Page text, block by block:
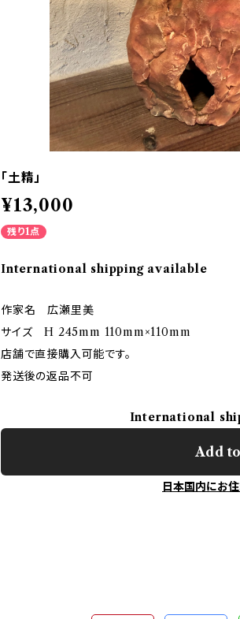
「土精」
¥13,000
残り1点
International shipping available
作家名 広瀬里美
サイズ H 245mm 110mm×110mm
店舗で直接購入可能です。
発送後の返品不可
International
Add
日本国内にお